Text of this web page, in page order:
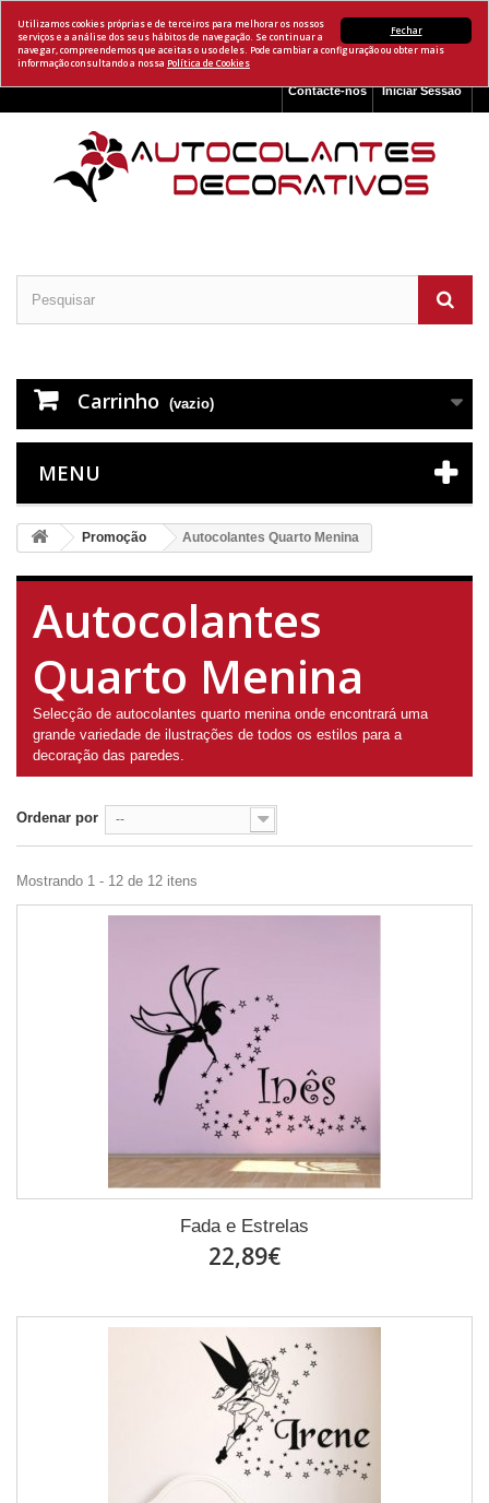
Fechar
Utilizamos cookies próprias e de terceiros para melhorar os nossos
serviços e a análise dos seus hábitos de navegação. Se continuar a
navegar, compreendemos que aceitas o uso deles. Pode cambiar a configuração ou obter mais
informação consultando a nossa Política de Cookies
Iniciar Sessão
Contacte-nos
Carrinho (vazio)
MENU
Promoção Autocolantes Quarto Menina
Autocolantes
Quarto Menina
Selecção de autocolantes quarto menina onde encontrará uma
grande variedade de ilustrações de todos os estilos para a
decoração das paredes.
Ordenar por --
Mostrando 1 - 12 de 12 itens
Fada e Estrelas
22,89€